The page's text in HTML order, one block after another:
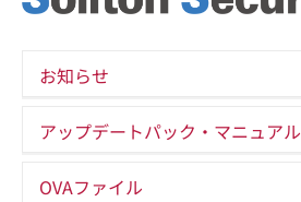
お知らせ
アップデートパック・マニュアル
OVAファイル